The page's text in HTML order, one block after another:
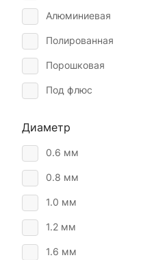
ESAB
ALFA GLOBAL
SELLER
Кратон
SvarCity
Dratec
Алюминиевая
Полированная
Порошковая
Под флюс
Диаметр
0.6 мм
0.8 мм
1.0 мм
1.2 мм
1.6 мм